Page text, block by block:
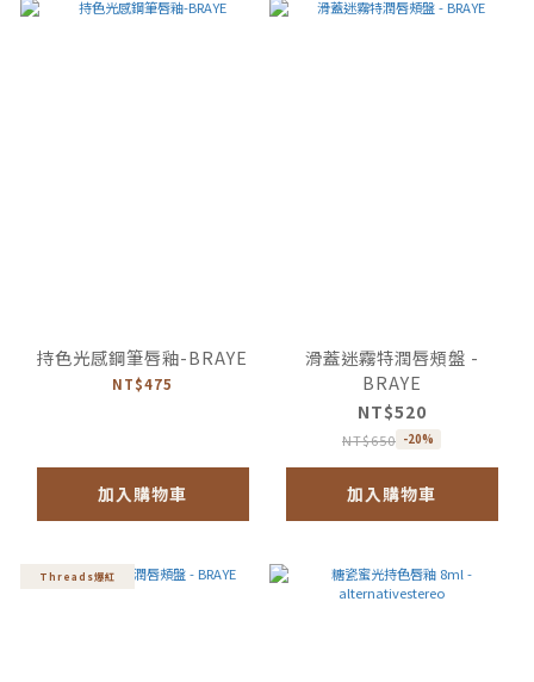
持色光感鋼筆唇釉-BRAYE
NT$475
加入購物車
滑蓋迷霧特潤唇頰盤 -
BRAYE
NT$520
NT$650 -20%
加入購物車
Threads爆紅